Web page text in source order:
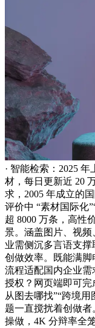
· 智能检索：2025
材，每日更新近 20
求，2005 年成立的
评价中 “素材国际化
超 8000 万条，高性
景。涵盖图片、视
业需侧沉多言语支
创做效率。既能满
流程适配国内企业
授权？网页端即可
从图去哪找”“跨境
题一直搅扰着创做者
操做，4K 分辩率全